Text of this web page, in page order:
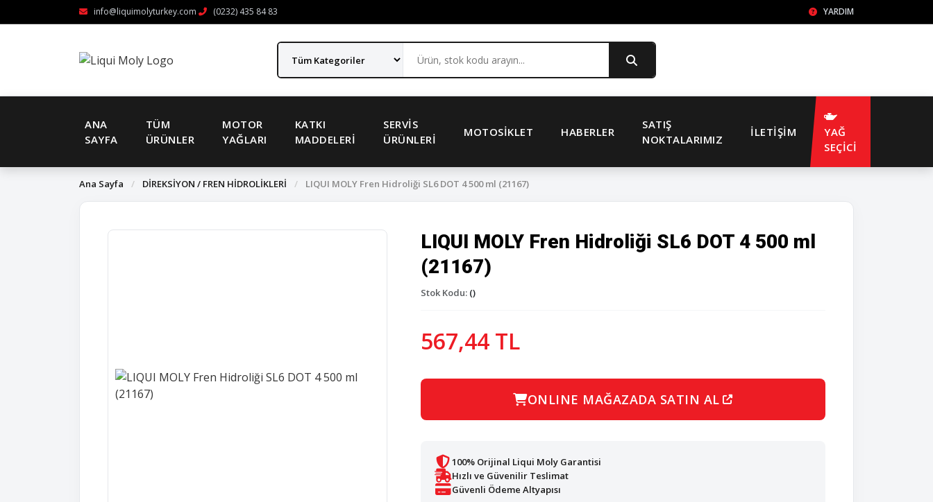
info@liquimolyturkey.com (0232) 435 84 83 YARDIM
ANA
SAYFA
TÜM
ÜRÜNLER
MOTOR
YAĞLARI
KATKI
MADDELERI
SERVIS
ÜRÜNLERI
MOTOSIKLET HABERLER
SATIŞ
NOKTALARIMIZ
İLETIŞIM
YAĞ
SEÇİCİ
Ana Sayfa / DİREKSİYON / FREN HİDROLİKLERİ / LIQUI MOLY Fren Hidroliği SL6 DOT 4 500 ml (21167)
LIQUI MOLY Fren Hidroliği SL6 DOT 4 500 ml
(21167)
Stok Kodu: ()
567,44 TL
ONLINE MAĞAZADA SATIN AL
100% Orijinal Liqui Moly Garantisi
Hızlı ve Güvenilir Teslimat
Güvenli Ödeme Altyapısı